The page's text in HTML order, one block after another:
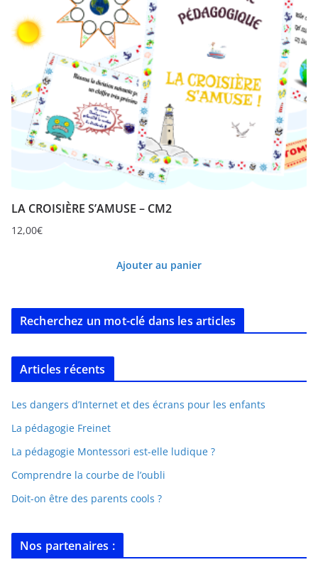
LA CROISIÈRE S’AMUSE – CM2
12,00€
Ajouter au panier
Recherchez un mot-clé dans les articles
Articles récents
Les dangers d’Internet et des écrans pour les enfants
La pédagogie Freinet
La pédagogie Montessori est-elle ludique ?
Comprendre la courbe de l’oubli
Doit-on être des parents cools ?
Nos partenaires :